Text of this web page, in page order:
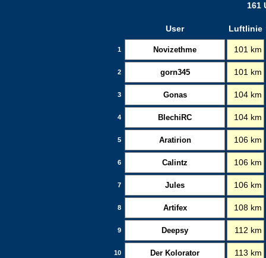
161
User Luftlinie
1 Novizethme 101 km
2 gorn345 101 km
3 Gonas 104 km
4 BlechiRC 104 km
5 Aratirion 106 km
6 Calintz 106 km
7 Jules 106 km
8 Artifex 108 km
9 Deepsy 112 km
10 Der Kolorator 113 km